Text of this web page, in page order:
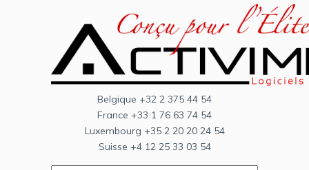
Belgique +32 2 375 44 54
France +33 1 76 63 74 54
Luxembourg +35 2 20 20 24 54
Suisse +4 12 25 33 03 54